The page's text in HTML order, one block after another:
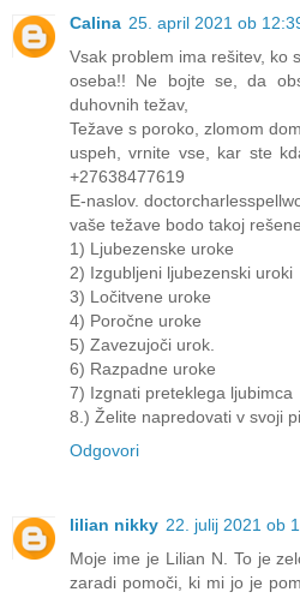
Calina 25. april 2021 ob
Vsak problem ima rešitev, ko
oseba!! Ne bojte se, da
duhovnih težav,
Težave s poroko, zlomom
uspeh, vrnite vse, kar ste
+27638477619
E-naslov.
vaše težave bodo takoj
1) Ljubezenske uroke
2) Izgubljeni ljubezenski uroki
3) Ločitvene uroke
4) Poročne uroke
5) Zavezujoči urok.
6) Razpadne uroke
7) Izgnati preteklega ljubimca
8.) Želite napredovati v svoji
Odgovori
lilian nikky 22. julij 2021 ob
Moje ime je Lilian N. To je
zaradi pomoči, ki mi jo je